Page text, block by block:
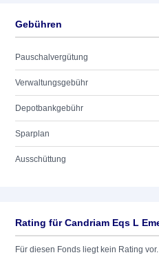
Gebühren
Pauschalvergütung
Verwaltungsgebühr
Depotbankgebühr
Sparplan
Ausschüttung
Für diesen Fonds liegt kein Rating vor.